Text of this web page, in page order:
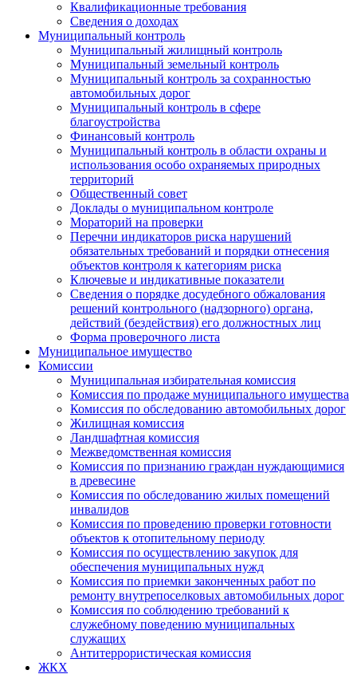
Квалификационные требования
Сведения о доходах
Муниципальный контроль
Муниципальный жилищный контроль
Муниципальный земельный контроль
Муниципальный контроль за сохранностью
автомобильных дорог
Муниципальный контроль в сфере
благоустройства
Финансовый контроль
Муниципальный контроль в области охраны и
использования особо охраняемых природных
территорий
Общественный совет
Доклады о муниципальном контроле
Мораторий на проверки
Перечни индикаторов риска нарушений
обязательных требований и порядки отнесения
объектов контроля к категориям риска
Ключевые и индикативные показатели
Сведения о порядке досудебного обжалования
решений контрольного (надзорного) органа,
действий (бездействия) его должностных лиц
Форма проверочного листа
Муниципальное имущество
Комиссии
Муниципальная избирательная комиссия
Комиссия по продаже муниципального имущества
Комиссия по обследованию автомобильных дорог
Жилищная комиссия
Ландшафтная комиссия
Межведомственная комиссия
Комиссия по признанию граждан нуждающимися
в древесине
Комиссия по обследованию жилых помещений
инвалидов
Комиссия по проведению проверки готовности
объектов к отопительному периоду
Комиссия по осуществлению закупок для
обеспечения муниципальных нужд
Комиссия по приемки законченных работ по
ремонту внутрепоселковых автомобильных дорог
Комиссия по соблюдению требований к
служебному поведению муниципальных
служащих
Антитеррористическая комиссия
ЖКХ